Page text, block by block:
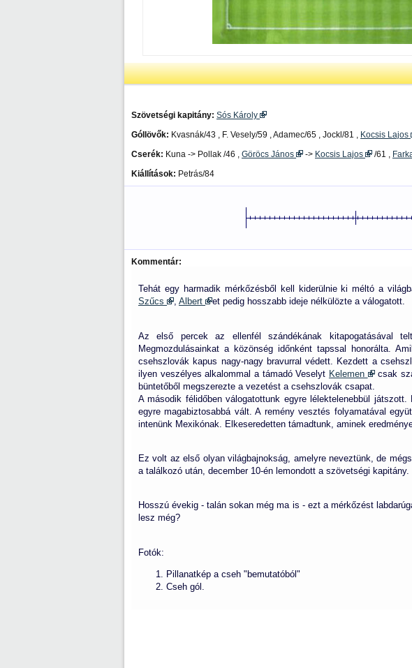
Szövetségi kapitány: Sós Károly
Góllövők: Kvasnák/43 , F. Vesely/59 , Adamec/65 , Jockl/81 , Kocsis Lajos
Cserék: Kuna -> Pollak /46 , Göröcs János -> Kocsis Lajos /61 ,
Kiállítások: Petrás/84
Kommentár:
Tehát egy harmadik mérkőzésből kell kiderülnie ki méltó a
Szűcs
, Albert et pedig hosszabb ideje nélkülözte a válogatott.
Az első percek az ellenfél szándékának kitapogatásával
Megmozdulásainkat a közönség időnként tapssal honorálta.
csehszlovák kapus nagy-nagy bravurral védett. Kezdett a
ilyen veszélyes alkalommal a támadó Veselyt Kelemen
csak
büntetőből megszerezte a vezetést a csehszlovák csapat.
A második félidőben válogatottunk egyre lélektelenebbül
egyre magabiztosabbá vált. A remény vesztés folyamatával
intenünk Mexikónak. Elkeseredetten támadtunk, aminek
Ez volt az első olyan világbajnokság, amelyre neveztünk, de
a találkozó után, december 10-én lemondott a szövetségi kapitány.
Hosszú évekig - talán sokan még ma is - ezt a mérkőzést
lesz még?
Fotók:
Pillanatkép a cseh "bemutatóból"
Cseh gól.